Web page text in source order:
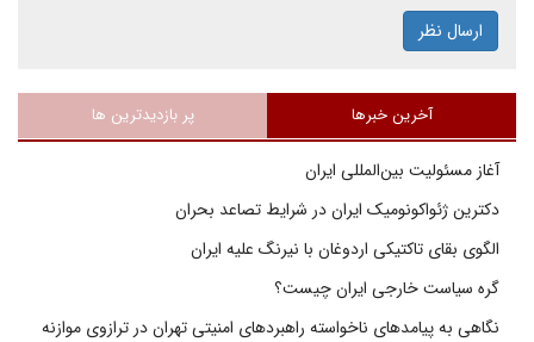
ارسال نظر
آخرین خبرها پر بازدیدترین ها
آغاز مسئولیت بین‌المللی ایران
دکترین ژئواکونومیک ایران در شرایط تصاعد بحران
الگوی بقای تاکتیکی اردوغان با نیرنگ علیه ایران
گره سیاست خارجی ایران چیست؟
نگاهی به پیامدهای ناخواسته راهبردهای امنیتی تهران در ترازوی موازنه